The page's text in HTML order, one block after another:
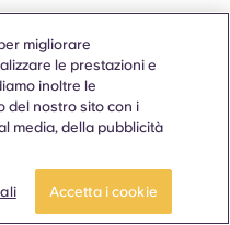
a minori (persone
né a cercare di
Se hai meno
fornirci alcuna
personale, come il tuo
di telefono o qualsiasi
di identificarti. Se
migliorare
le prestazioni e
inoltre le
del nostro sito con i
media, della pubblicità
Accetta i cookie